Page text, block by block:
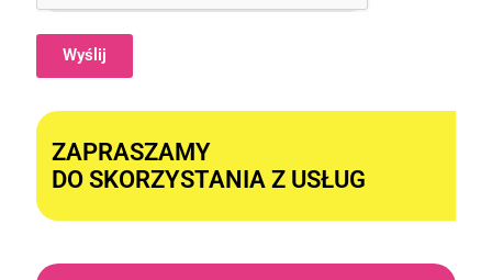
Wyślij
ZAPRASZAMY
DO SKORZYSTANIA Z USŁUG